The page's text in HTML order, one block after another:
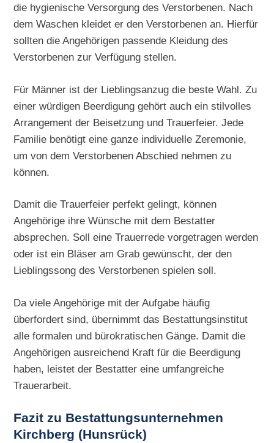
die hygienische Versorgung des Verstorbenen. Nach
dem Waschen kleidet er den Verstorbenen an. Hierfür
sollten die Angehörigen passende Kleidung des
Verstorbenen zur Verfügung stellen.
Für Männer ist der Lieblingsanzug die beste Wahl. Zu
einer würdigen Beerdigung gehört auch ein stilvolles
Arrangement der Beisetzung und Trauerfeier. Jede
Familie benötigt eine ganze individuelle Zeremonie,
um von dem Verstorbenen Abschied nehmen zu
können.
Damit die Trauerfeier perfekt gelingt, können
Angehörige ihre Wünsche mit dem Bestatter
absprechen. Soll eine Trauerrede vorgetragen werden
oder ist ein Bläser am Grab gewünscht, der den
Lieblingssong des Verstorbenen spielen soll.
Da viele Angehörige mit der Aufgabe häufig
überfordert sind, übernimmt das Bestattungsinstitut
alle formalen und bürokratischen Gänge. Damit die
Angehörigen ausreichend Kraft für die Beerdigung
haben, leistet der Bestatter eine umfangreiche
Trauerarbeit.
Fazit zu Bestattungsunternehmen
Kirchberg (Hunsrück)